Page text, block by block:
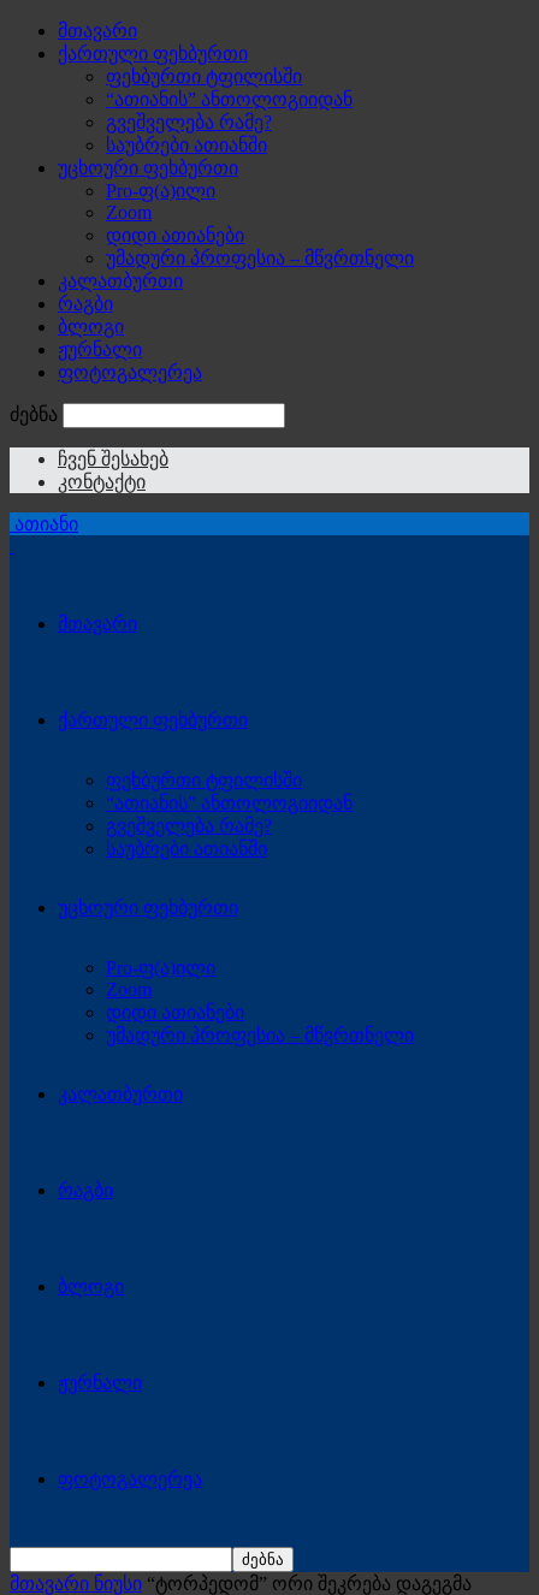
მთავარი
ქართული ფეხბურთი
ფეხბურთი ტფილისში
“ათიანის” ანთოლოგიიდან
გვეშველება რამე?
საუბრები ათიანში
უცხოური ფეხბურთი
Pro-ფ(ა)ილი
Zoom
დიდი ათიანები
უმადური პროფესია – მწვრთნელი
კალათბურთი
რაგბი
ბლოგი
ჟურნალი
ფოტოგალერეა
ძებნა
ჩვენ შესახებ
კონტაქტი
ათიანი
მთავარი
ქართული ფეხბურთი
ფეხბურთი ტფილისში
“ათიანის” ანთოლოგიიდან
გვეშველება რამე?
საუბრები ათიანში
უცხოური ფეხბურთი
Pro-ფ(ა)ილი
Zoom
დიდი ათიანები
უმადური პროფესია – მწვრთნელი
კალათბურთი
რაგბი
ბლოგი
ჟურნალი
ფოტოგალერეა
მთავარი ნიუსი “ტორპედომ” ორი შეკრება დაგეგმა